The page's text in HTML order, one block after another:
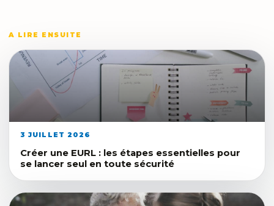
A LIRE ENSUITE
3 JUILLET 2026
Créer une EURL : les étapes essentielles pour
se lancer seul en toute sécurité